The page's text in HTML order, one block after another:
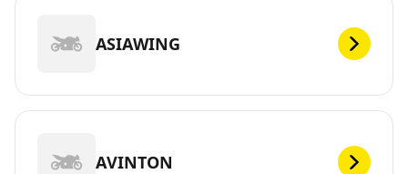
ASIAWING
AVINTON